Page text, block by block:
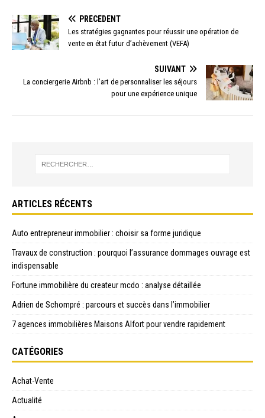
PRÉCÉDENT
Les stratégies gagnantes pour réussir une opération de
vente en état futur d’achèvement (VEFA)
SUIVANT
La conciergerie Airbnb : l’art de personnaliser les séjours
pour une expérience unique
ARTICLES RÉCENTS
Auto entrepreneur immobilier : choisir sa forme juridique
Travaux de construction : pourquoi l’assurance dommages ouvrage est
indispensable
Fortune immobilière du createur mcdo : analyse détaillée
Adrien de Schompré : parcours et succès dans l’immobilier
7 agences immobilières Maisons Alfort pour vendre rapidement
CATÉGORIES
Achat-Vente
Actualité